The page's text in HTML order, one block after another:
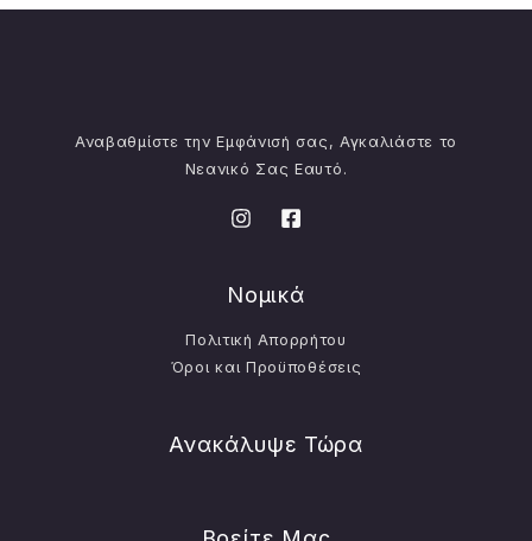
Αναβαθμίστε την Εμφάνισή σας, Αγκαλιάστε το
Νεανικό Σας Εαυτό.
Νομικά
Πολιτική Απορρήτου
Όροι και Προϋποθέσεις
Ανακάλυψε Τώρα